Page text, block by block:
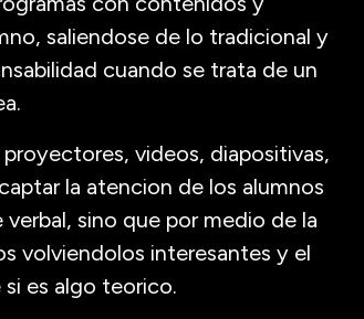
saliendose de lo tradicional y
cuando se trata de un
videos, diapositivas,
la atencion de los alumnos
sino que por medio de la
volviendolos interesantes y el
es algo teorico.